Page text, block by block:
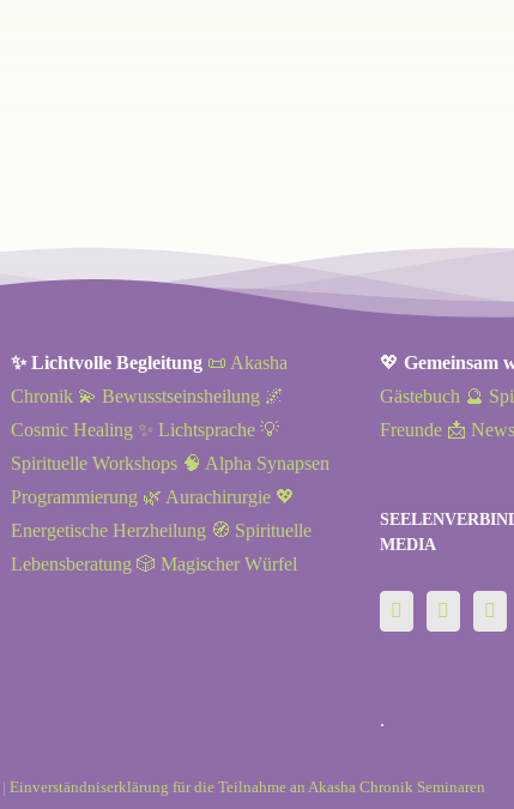
✨ Lichtvolle Begleitung 📜 Akasha
Chronik 💫 Bewusstseinsheilung 🌌
Cosmic Healing ✨ Lichtsprache 💡
Spirituelle Workshops 🧠 Alpha Synapsen
Programmierung 🌿 Aurachirurgie 💖
Energetische Herzheilung 🧭 Spirituelle
Lebensberatung 🎲 Magischer Würfel
💖 Gemeinsam
Gästebuch 🔮
Freunde 📩
MEDIA
.
| Einverständniserklärung für die Teilnahme an Akasha Chronik Seminaren